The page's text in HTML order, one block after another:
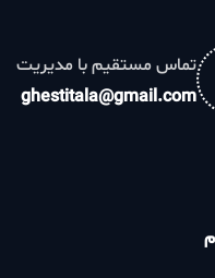
تماس مستقیم با مدیریت
ghestitala@gmail.com